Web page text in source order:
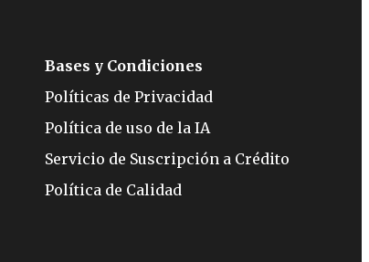
Bases y Condiciones
Políticas de Privacidad
Política de uso de la IA
Servicio de Suscripción a Crédito
Política de Calidad